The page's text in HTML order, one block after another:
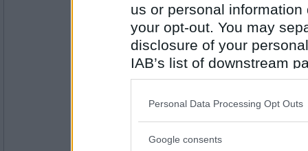
us or personal
your opt-out. You may
disclosure of your
IAB’s list of downstream
also be disclosed by us
Downstream Participants
Please note that this
Personal Data Processing Opt Outs
Google consents
12458
Grävare